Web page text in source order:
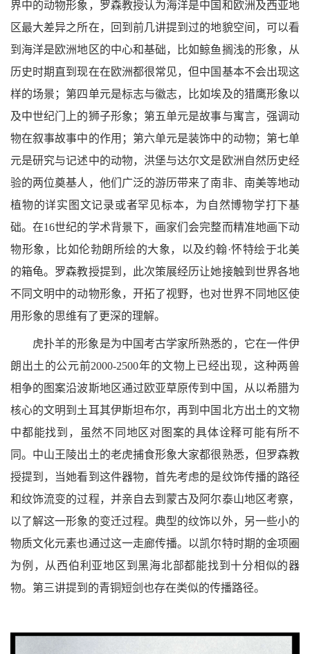
界中的动物形象，罗森教授认为海洋是中国和欧洲及西亚地
区最大差异之所在，回到前几讲提到过的地貌空间，可以看
到海洋是欧洲地区的中心和基础，比如鲸鱼搁浅的形象，从
历史时期直到现在在欧洲都很常见，但中国基本不会出现这
样的场景；第四单元是标志与徽志，比如埃及的猎鹰形象以
及中世纪门上的狮子形象；第五单元是故事与寓言，强调动
物在叙事故事中的作用；第六单元是装饰中的动物；第七单
元是研究与记述中的动物，洪堡与达尔文是欧洲自然历史经
验的两位奠基人，他们广泛的游历带来了南非、南美等地动
植物的详实图文记录或者罕见标本，为自然博物学打下基
础。在16世纪的学术背景下，画家们会完整而精准地画下动
物形象，比如伦勃朗所绘的大象，以及约翰·怀特绘于北美
的箱龟。罗森教授提到，此次策展经历让她接触到世界各地
不同文明中的动物形象，开拓了视野，也对世界不同地区使
用形象的思维有了更深的理解。
虎扑羊的形象是为中国考古学家所熟悉的，它在一件伊
朗出土的公元前2000-2500年的文物上已经出现，这种两兽
相争的图案沿波斯地区通过欧亚草原传到中国，从以希腊为
核心的文明到土耳其伊斯坦布尔，再到中国北方出土的文物
中都能找到，虽然不同地区对图案的具体诠释可能有所不
同。中山王陵出土的老虎捕食形象大家都很熟悉，但罗森教
授提到，当她看到这件器物，首先考虑的是纹饰传播的路径
和纹饰流变的过程，并亲自去到蒙古及阿尔泰山地区考察，
以了解这一形象的变迁过程。典型的纹饰以外，另一些小的
物质文化元素也通过这一走廊传播。以凯尔特时期的金项圈
为例，从西伯利亚地区到黑海北部都能找到十分相似的器
物。第三讲提到的青铜短剑也存在类似的传播路径。